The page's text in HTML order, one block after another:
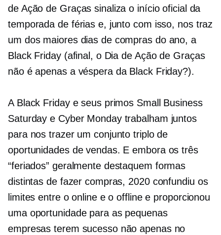
de Ação de Graças sinaliza o início oficial da
temporada de férias e, junto com isso, nos traz
um dos maiores dias de compras do ano, a
Black Friday (afinal, o Dia de Ação de Graças
não é apenas a véspera da Black Friday?).
A Black Friday e seus primos Small Business
Saturday e Cyber ​​Monday trabalham juntos
para nos trazer um conjunto triplo de
oportunidades de vendas. E embora os três
“feriados” geralmente destaquem formas
distintas de fazer compras, 2020 confundiu os
limites entre o online e o offline e proporcionou
uma oportunidade para as pequenas
empresas terem sucesso não apenas no